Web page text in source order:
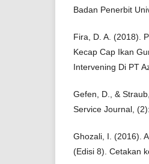
Badan Penerbit
Fira, D. A. (2018).
Kecap Cap Ikan
Intervening Di PT
Gefen, D., &
Service Journal,
Ghozali, I. (2016).
(Edisi 8). Cetakan